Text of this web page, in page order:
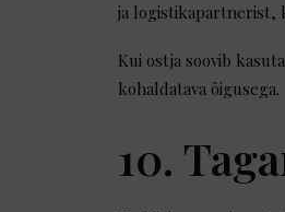
ja logistikapartnerist,
Kui ostja soovib
kohaldatava õigusega.
10.